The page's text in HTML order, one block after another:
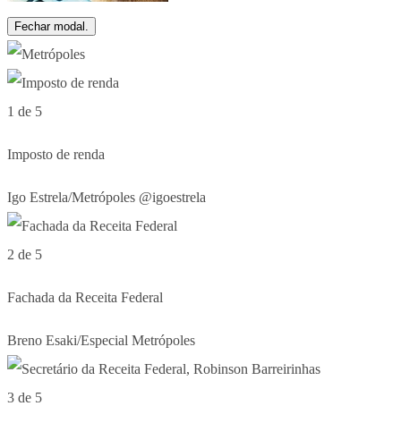
Fechar modal.
1 de 5
Imposto de renda
Igo Estrela/Metrópoles @igoestrela
2 de 5
Fachada da Receita Federal
Breno Esaki/Especial Metrópoles
3 de 5